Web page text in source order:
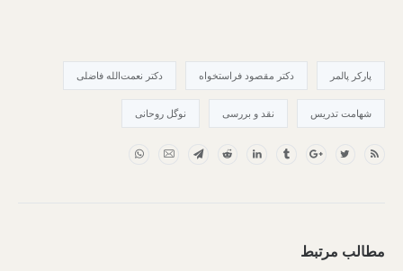
پارکر پالمر دکتر مقصود فراستخواه دکتر نعمت‌الله فاضلی
شهامت تدریس نقد و بررسی نوگل روحانی
مطالب مرتبط